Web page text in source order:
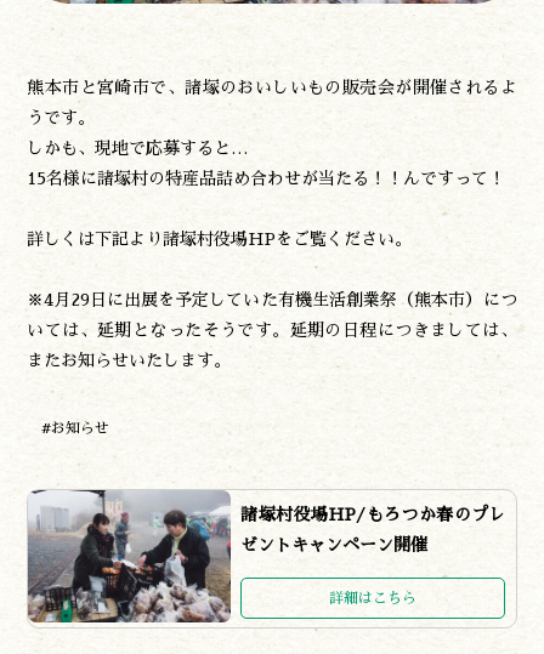
熊本市と宮崎市で、諸塚のおいしいもの販売会が開催されるよ
うです。
しかも、現地で応募すると…
15名様に諸塚村の特産品詰め合わせが当たる！！んですって！
詳しくは下記より諸塚村役場HPをご覧ください。
※4月29日に出展を予定していた有機生活創業祭（熊本市）につ
いては、延期となったそうです。延期の日程につきましては、
またお知らせいたします。
#お知らせ
諸塚村役場HP/もろつか春のプレ
ゼントキャンペーン開催
詳細はこちら
泊まる
買う
観る
やま学校
紅葉情報
森の風の記憶
アクセス
諸塚村観光協会について
諸塚村観光協会
〒883-1301
宮崎県東臼杵郡諸塚村家代3068しいたけの館21内
TEL:0982-65-0178